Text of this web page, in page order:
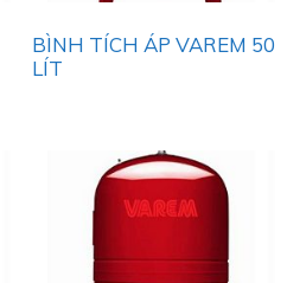
BÌNH TÍCH ÁP VAREM 50
LÍT